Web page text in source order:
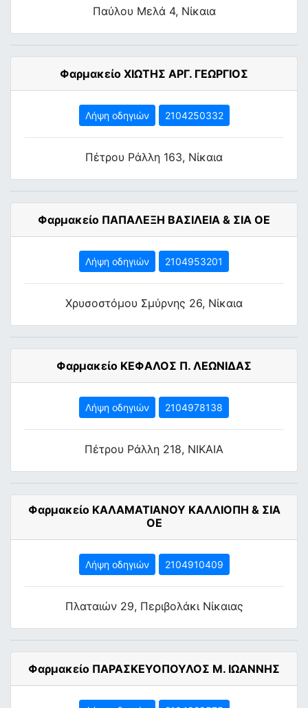
Παύλου Μελά 4, Νίκαια
Φαρμακείο ΧΙΩΤΗΣ ΑΡΓ. ΓΕΩΡΓΙΟΣ
Λήψη οδηγιών 2104250332
Πέτρου Ράλλη 163, Νίκαια
Φαρμακείο ΠΑΠΑΛΕΞΗ ΒΑΣΙΛΕΙΑ & ΣΙΑ ΟΕ
Λήψη οδηγιών 2104953201
Χρυσοστόμου Σμύρνης 26, Νίκαια
Φαρμακείο ΚΕΦΑΛΟΣ Π. ΛΕΩΝΙΔΑΣ
Λήψη οδηγιών 2104978138
Πέτρου Ράλλη 218, NΙKΑΙΑ
Φαρμακείο ΚΑΛΑΜΑΤΙΑΝΟΥ ΚΑΛΛΙΟΠΗ & ΣΙΑ
ΟΕ
Λήψη οδηγιών 2104910409
Πλαταιών 29, Περιβολάκι Νίκαιας
Φαρμακείο ΠΑΡΑΣΚΕΥΟΠΟΥΛΟΣ Μ. ΙΩΑΝΝΗΣ